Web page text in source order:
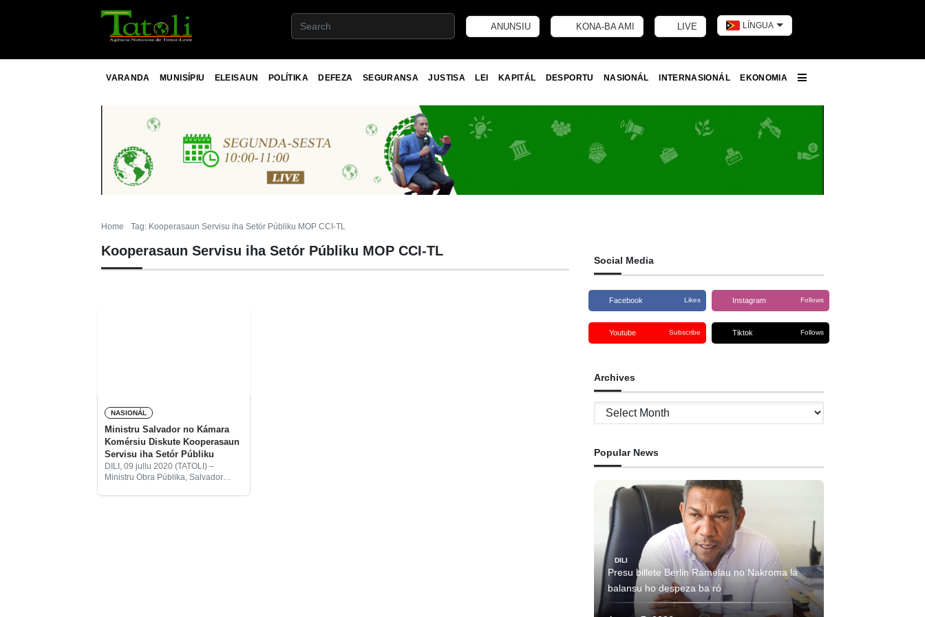
ANUNSIU KONA-BA AMI LIVE LÍNGUA
VARANDA MUNISÍPIU ELEISAUN POLÍTIKA DEFEZA SEGURANSA JUSTISA LEI KAPITÁL DESPORTU NASIONÁL INTERNASIONÁL
EKONOMIA
Home Tag: Kooperasaun Servisu iha Setór Públiku MOP CCI-TL
Kooperasaun Servisu iha Setór Públiku MOP CCI-TL
NASIONÁL
Ministru Salvador no Kámara
Komérsiu Diskute Kooperasaun
Servisu iha Setór Públiku
DILI, 09 jullu 2020 (TATOLI) –
Ministru Obra Públika, Salvador
Social Media
Facebook Likes Instagram Follows
Youtube Subscribe Tiktok Follows
Archives
Archives
Popular News
DILI
Presu billete Berlin Ramelau no Nakroma la
balansu ho despeza ba ró